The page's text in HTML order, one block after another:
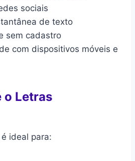
sociais
de texto
sem cadastro
com dispositivos móveis e
o Letras
ideal para: